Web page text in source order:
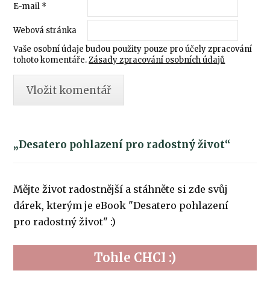
E-mail *
Webová stránka
Vaše osobní údaje budou použity pouze pro účely zpracování
tohoto komentáře. Zásady zpracování osobních údajů
„Desatero pohlazení pro radostný život“
Mějte život radostnější a stáhněte si zde svůj
dárek, kterým je eBook "Desatero pohlazení
pro radostný život" :)
Tohle CHCI :)